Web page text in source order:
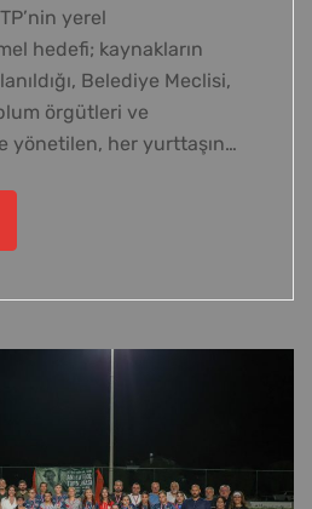
yerel
hedefi; kaynakların
Belediye Meclisi,
örgütleri ve
yönetilen, her yurttaşın…